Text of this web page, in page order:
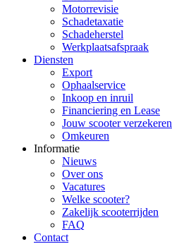
Motorrevisie
Schadetaxatie
Schadeherstel
Werkplaatsafspraak
Diensten
Export
Ophaalservice
Inkoop en inruil
Financiering en Lease
Jouw scooter verzekeren
Omkeuren
Informatie
Nieuws
Over ons
Vacatures
Welke scooter?
Zakelijk scooterrijden
FAQ
Contact